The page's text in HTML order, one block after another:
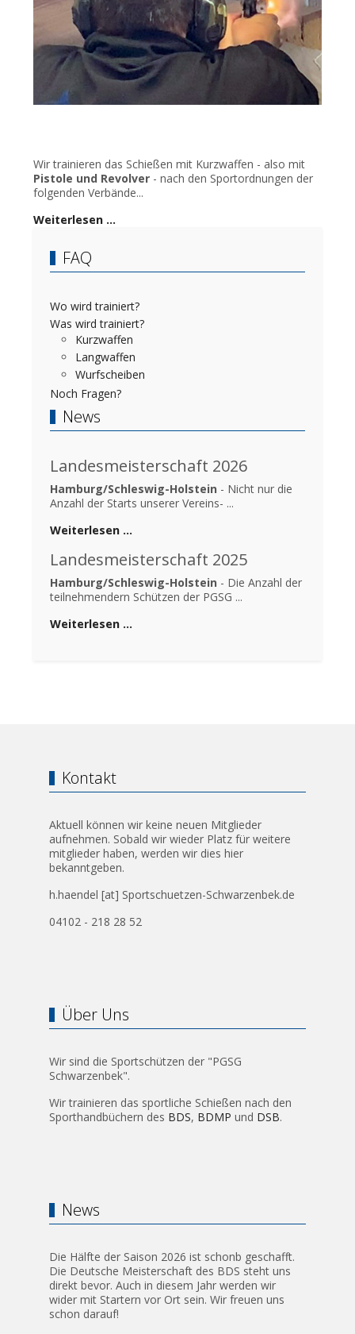
Wir trainieren das Schießen mit Kurzwaffen - also mit
Pistole und Revolver - nach den Sportordnungen der
folgenden Verbände...
Weiterlesen …
FAQ
Wo wird trainiert?
Was wird trainiert?
Kurzwaffen
Langwaffen
Wurfscheiben
Noch Fragen?
News
Landesmeisterschaft 2026
Hamburg/Schleswig-Holstein - Nicht nur die
Anzahl der Starts unserer Vereins- ...
Weiterlesen …
Landesmeisterschaft 2025
Hamburg/Schleswig-Holstein - Die Anzahl der
teilnehmendern Schützen der PGSG ...
Weiterlesen …
Kontakt
Aktuell können wir keine neuen Mitglieder
aufnehmen. Sobald wir wieder Platz für weitere
mitglieder haben, werden wir dies hier
bekanntgeben.
h.haendel [at] Sportschuetzen-Schwarzenbek.de
04102 - 218 28 52
Über Uns
Wir sind die Sportschützen der "PGSG
Schwarzenbek".
Wir trainieren das sportliche Schießen nach den
Sporthandbüchern des BDS, BDMP und DSB.
News
Die Hälfte der Saison 2026 ist schonb geschafft.
Die Deutsche Meisterschaft des BDS steht uns
direkt bevor. Auch in diesem Jahr werden wir
wider mit Startern vor Ort sein. Wir freuen uns
schon darauf!